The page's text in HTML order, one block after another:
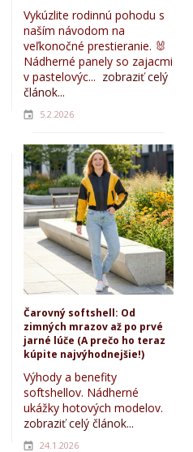
Vykúzlite rodinnú pohodu s
naším návodom na
veľkonočné prestieranie. 🐰
Nádherné panely so zajacmi
v pastelovýc... zobraziť celý
článok...
5.2.2026
Čarovný softshell: Od
zimných mrazov až po prvé
jarné lúče (A prečo ho teraz
kúpite najvýhodnejšie!)
Výhody a benefity
softshellov. Nádherné
ukážky hotových modelov.
zobraziť celý článok...
24.1.2026